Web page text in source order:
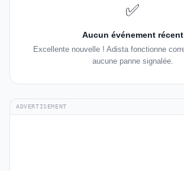
✅
Aucun événement récent
Excellente nouvelle ! Adista fonctionne
aucune panne signalée.
ADVERTISEMENT